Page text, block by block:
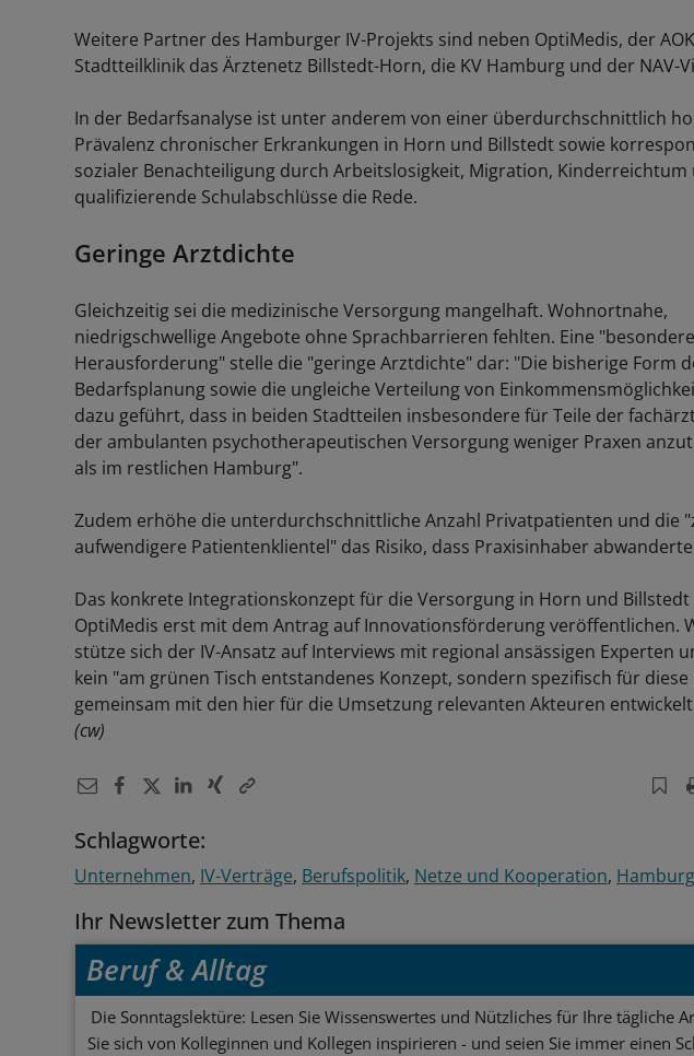
Weitere Partner des Hamburger IV-Projekts sind neben OptiMedis, der
Stadtteilklinik das Ärztenetz Billstedt-Horn, die KV Hamburg und der NAV-
In der Bedarfsanalyse ist unter anderem von einer überdurchschnittlich
Prävalenz chronischer Erkrankungen in Horn und Billstedt sowie
sozialer Benachteiligung durch Arbeitslosigkeit, Migration, Kinderreichtum
qualifizierende Schulabschlüsse die Rede.
Geringe Arztdichte
Gleichzeitig sei die medizinische Versorgung mangelhaft. Wohnortnahe,
niedrigschwellige Angebote ohne Sprachbarrieren fehlten. Eine "besondere
Herausforderung" stelle die "geringe Arztdichte" dar: "Die bisherige Form
Bedarfsplanung sowie die ungleiche Verteilung von
dazu geführt, dass in beiden Stadtteilen insbesondere für Teile der
der ambulanten psychotherapeutischen Versorgung weniger Praxen
als im restlichen Hamburg".
Zudem erhöhe die unterdurchschnittliche Anzahl Privatpatienten und die
aufwendigere Patientenklientel" das Risiko, dass Praxisinhaber
Das konkrete Integrationskonzept für die Versorgung in Horn und Billstedt
OptiMedis erst mit dem Antrag auf Innovationsförderung veröffentlichen.
stütze sich der IV-Ansatz auf Interviews mit regional ansässigen Experten
kein "am grünen Tisch entstandenes Konzept, sondern spezifisch für diese
gemeinsam mit den hier für die Umsetzung relevanten Akteuren
(cw)
Schlagworte:
Unternehmen IV-Verträge Berufspolitik Netze und Kooperation Hamburg
Ihr Newsletter zum Thema
Beruf & Alltag
Die Sonntagslektüre: Lesen Sie Wissenswertes und Nützliches für Ihre tägliche
Sie sich von Kolleginnen und Kollegen inspirieren - und seien Sie immer einen